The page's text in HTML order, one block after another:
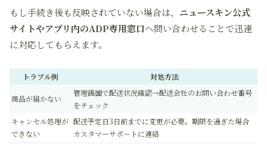
もし手続き後も反映されていない場合は、 ニュースキン公式
サイトやアプリ内のADP専用窓口へ問い合わせることで迅速
に対応してもらえます。
トラブル例 対処方法
商品が届かない
管理画面で配送状況確認→配送会社のお問い合わせ番号
をチェック
キャンセル処理が
できない
配送予定日3日前までに変更が必要。期限を過ぎた場合
カスタマーサポートに連絡